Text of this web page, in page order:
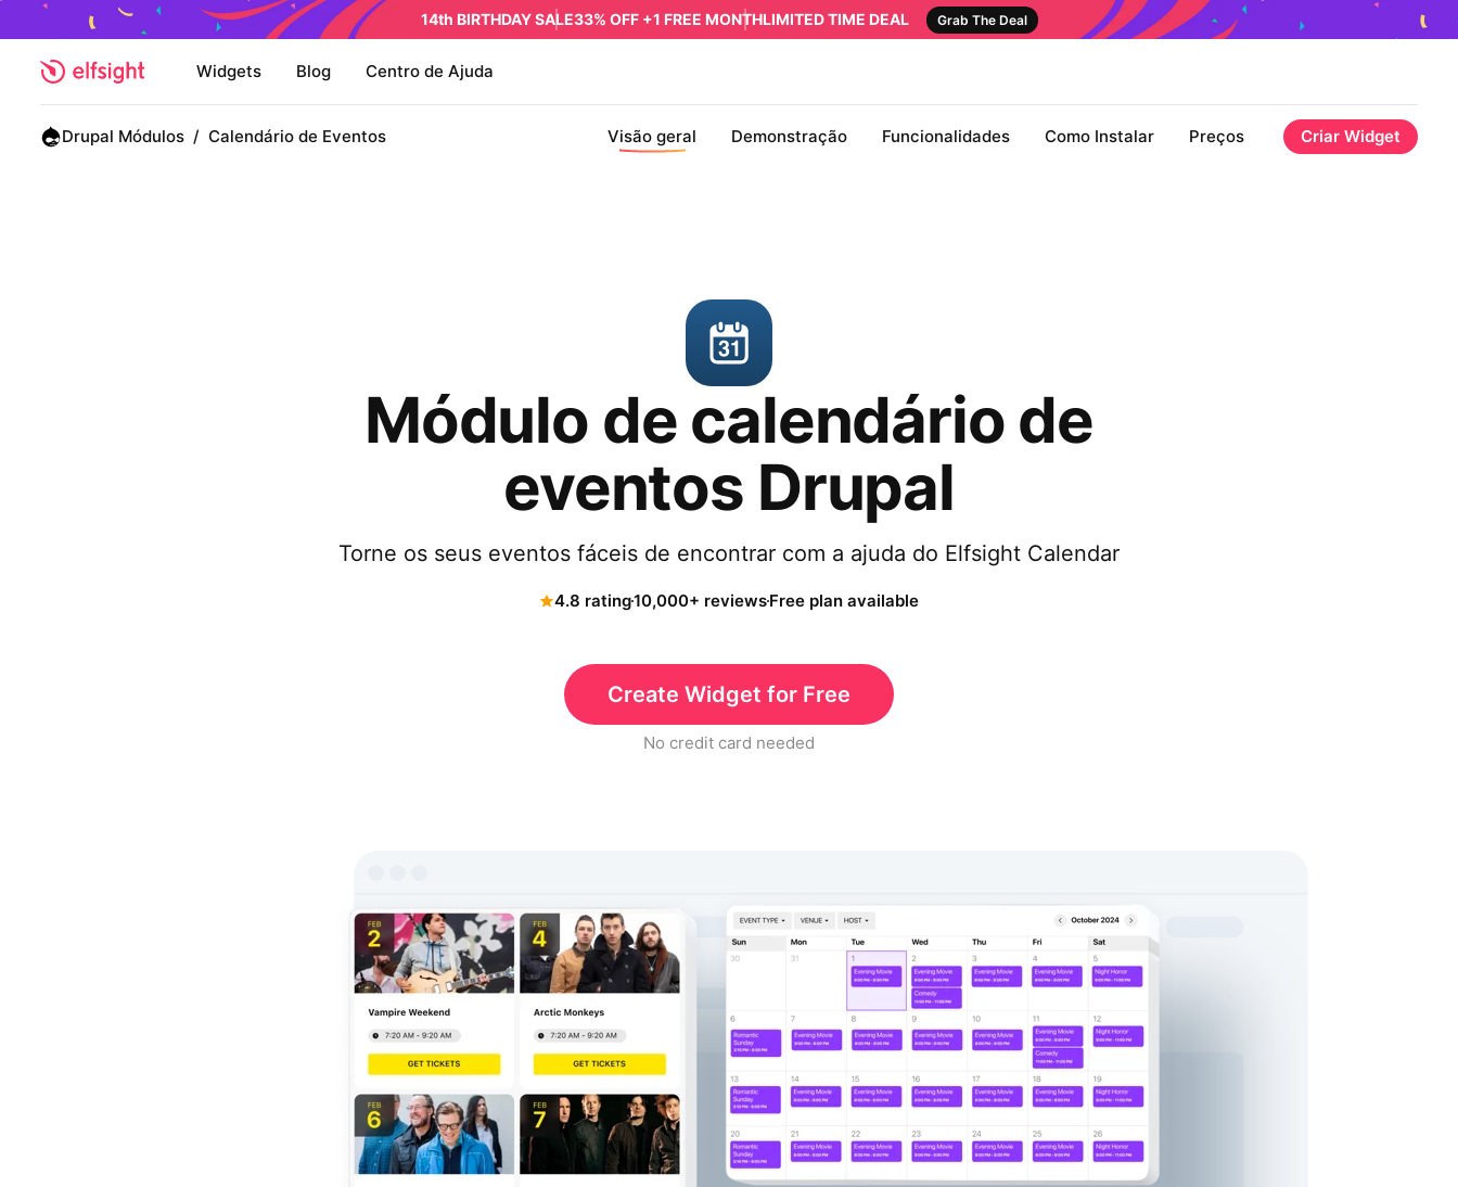
14th BIRTHDAY SALE33% OFF +1 FREE MONTHLIMITED TIME DEAL Grab The Deal
Widgets Blog Centro de Ajuda
Drupal Módulos / Calendário de Eventos Visão geral Demonstração Funcionalidades Como Instalar Preços Criar Widget
Módulo de calendário de
eventos Drupal
Torne os seus eventos fáceis de encontrar com a ajuda do Elfsight Calendar
4.8 rating10,000+ reviewsFree plan available
Create Widget for Free
No credit card needed